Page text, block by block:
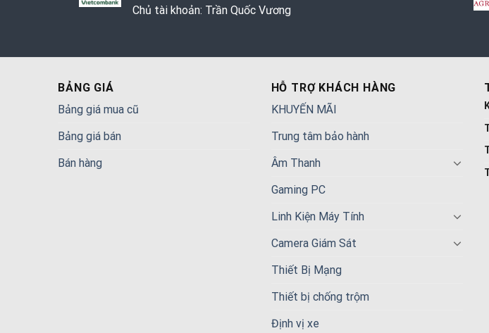
Chủ tài khoản: Trần Quốc Vương
BẢNG GIÁ
Bảng giá mua cũ
Bảng giá bán
Bán hàng
HỖ TRỢ KHÁCH HÀNG
KHUYẾN MÃI
Trung tâm bảo hành
Âm Thanh
Gaming PC
Linh Kiện Máy Tính
Camera Giám Sát
Thiết Bị Mạng
Thiết bị chống trộm
Định vị xe